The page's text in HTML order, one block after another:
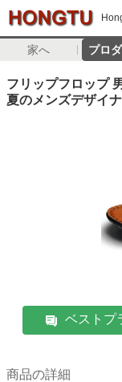
家へ プロ
フリップフロップ
夏のメンズデザイ
ベストプ
商品の詳細